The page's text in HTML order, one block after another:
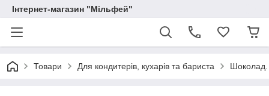
Інтернет-магазин "Мільфей"
Товари Для кондитерів, кухарів та бариста Шоколад.